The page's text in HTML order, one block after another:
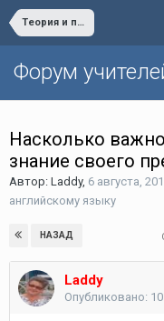
Теория и практика обучения английскому языку
Форум
Насколько
знание своего
Автор: Laddy, 6 августа,
английскому языку
НАЗАД
Laddy
Опубликовано: